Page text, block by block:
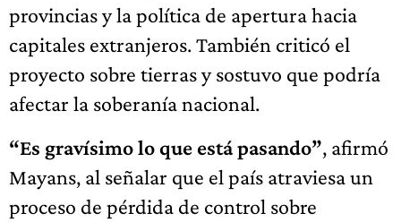
provincias y la política de apertura hacia
capitales extranjeros. También criticó el
proyecto sobre tierras y sostuvo que podría
afectar la soberanía nacional.
“Es gravísimo lo que está pasando”, afirmó
Mayans, al señalar que el país atraviesa un
proceso de pérdida de control sobre